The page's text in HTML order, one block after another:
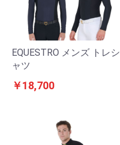
EQUESTRO メンズ トレシ
ャツ
￥18,700